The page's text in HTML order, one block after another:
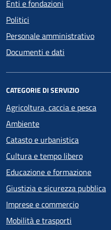
Enti e fondazioni
Politici
Personale amministrativo
Documenti e dati
CATEGORIE DI SERVIZIO
Agricoltura, caccia e pesca
Ambiente
Catasto e urbanistica
Cultura e tempo libero
Educazione e formazione
Giustizia e sicurezza pubblica
Imprese e commercio
Mobilità e trasporti